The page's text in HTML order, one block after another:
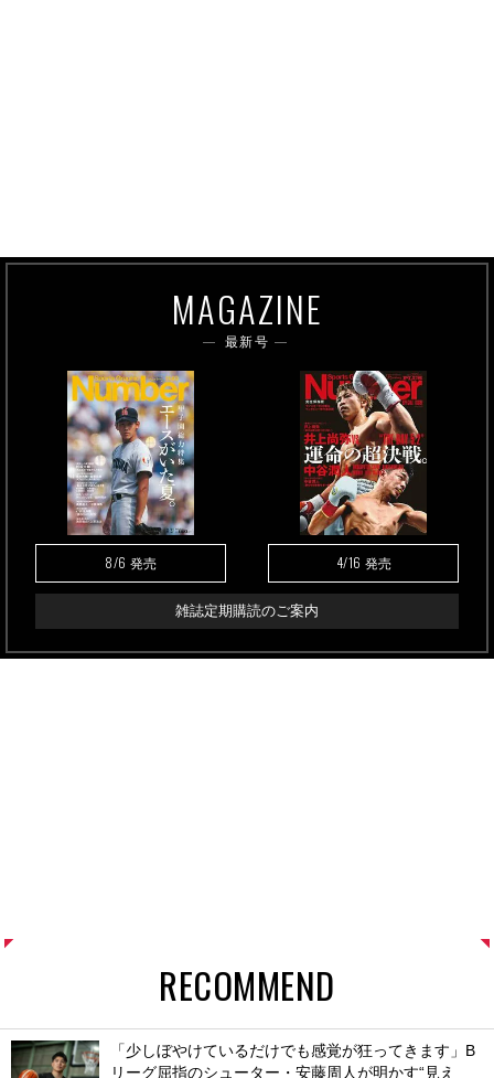
MAGAZINE
最新号
8/6 発売 4/16 発売
雑誌定期購読のご案内
RECOMMEND
「少しぼやけているだけでも感覚が狂ってきます」B
リーグ屈指のシューター・安藤周人が明かす“見え